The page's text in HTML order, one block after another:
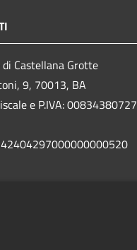
di Castellana Grotte
9, 70013, BA
e P.IVA: 00834380727